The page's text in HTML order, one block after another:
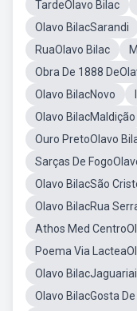
TardeOlavo Bilac
Olavo BilacSarandi
RuaOlavo Bilac
Obra De 1888
Olavo BilacNovo
Olavo BilacMaldição
Ouro PretoOlavo
Sarças De
Olavo BilacSão
Olavo BilacRua
Athos Med
Poema Via
Olavo
Olavo BilacGosta